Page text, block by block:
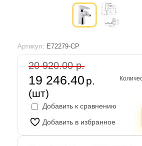
Артикул: E72279-CP
20 920.00 р.
19 246.40 р.
(шт)
Добавить к сравнению
Добавить в избранное